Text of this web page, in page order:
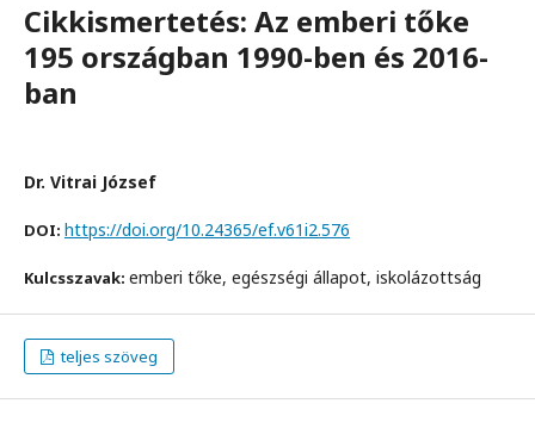
Cikkismertetés: Az emberi tőke
195 országban 1990-ben és 2016-
ban
Dr. Vitrai József
DOI: https://doi.org/10.24365/ef.v61i2.576
Kulcsszavak: emberi tőke, egészségi állapot, iskolázottság
teljes szöveg